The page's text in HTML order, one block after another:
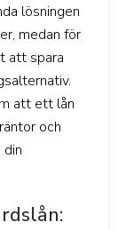
lösningen
medan för
att spara
att ett lån
och